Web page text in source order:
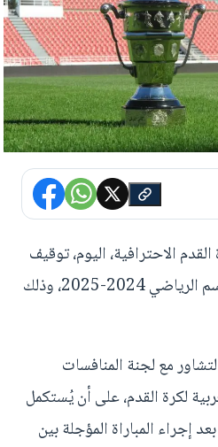
الاحترافية، اليوم، توقيف
منافسات كأس العرش للموسم الرياضي 2024-2025، وذلك
مع لجنة المنافسات
لكرة القدم، على أن يُستكمل
إجراء المباراة المؤجلة بين